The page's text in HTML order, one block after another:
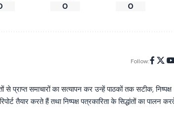
0 0
Follow:
प्राप्त समाचारों का सत्यापन कर उन्हें पाठकों तक सटीक, निष्पक्ष
तैयार करते हैं तथा निष्पक्ष पत्रकारिता के सिद्धांतों का पालन